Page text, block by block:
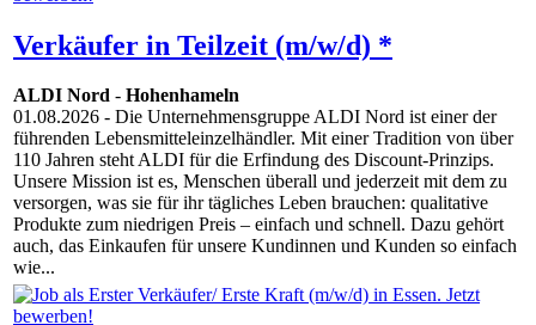
Verkäufer in Teilzeit (m/w/d) *
ALDI Nord - Hohenhameln
01.08.2026 - Die Unternehmensgruppe ALDI Nord ist einer der
führenden Lebensmitteleinzelhändler. Mit einer Tradition von über
110 Jahren steht ALDI für die Erfindung des Discount-Prinzips.
Unsere Mission ist es, Menschen überall und jederzeit mit dem zu
versorgen, was sie für ihr tägliches Leben brauchen: qualitative
Produkte zum niedrigen Preis – einfach und schnell. Dazu gehört
auch, das Einkaufen für unsere Kundinnen und Kunden so einfach
wie...